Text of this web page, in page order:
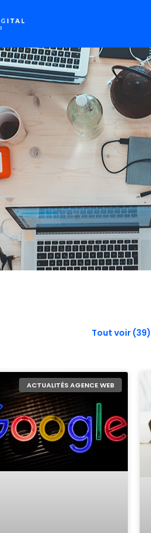
Tout voir (39)
ACTUALITÉS AGENCE WEB